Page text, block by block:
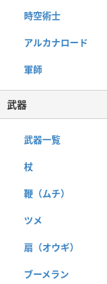
時空術士
アルカナロード
軍師
武器
武器一覧
杖
鞭（ムチ）
ツメ
扇（オウギ）
ブーメラン